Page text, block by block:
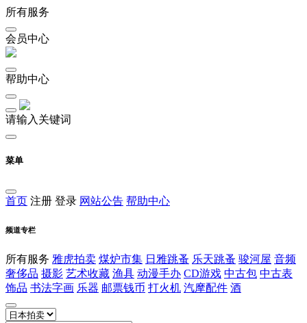
所有服务
会员中心
帮助中心
请输入关键词
菜单
首页 注册 登录 网站公告 帮助中心
频道专栏
所有服务 雅虎拍卖 煤炉市集 日雅跳蚤 乐天跳蚤 骏河屋 音频
奢侈品 摄影 艺术收藏 渔具 动漫手办 CD游戏 中古包 中古表
饰品 书法字画 乐器 邮票钱币 打火机 汽摩配件 酒